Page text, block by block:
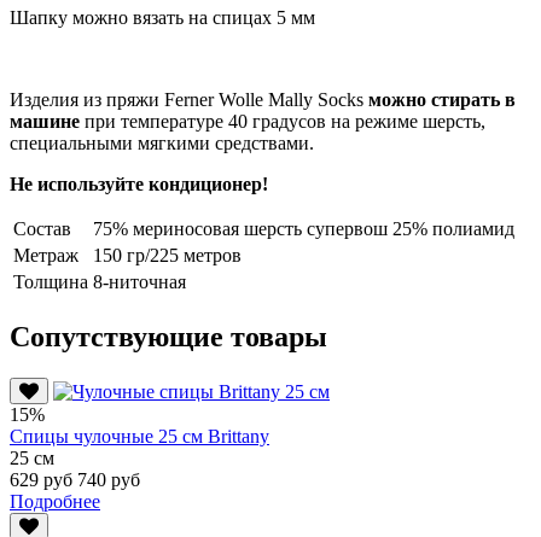
Шапку можно вязать на спицах 5 мм
Изделия из пряжи Ferner Wolle Mally Socks можно стирать в
машине при температуре 40 градусов на режиме шерсть,
специальными мягкими средствами.
Не используйте кондиционер!
Состав
75% мериносовая шерсть супервош 25% полиамид
Метраж
150 гр/225 метров
Толщина 8-ниточная
Сопутствующие товары
15%
Спицы чулочные 25 см Brittany
25 см
629 руб 740 руб
Подробнее